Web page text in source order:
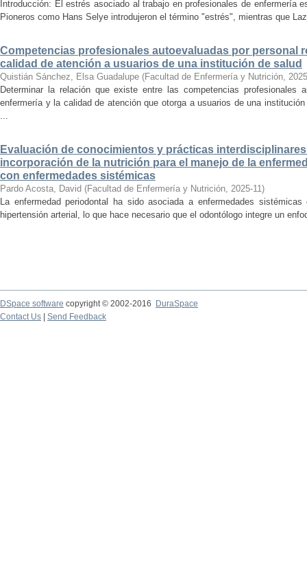
Introducción: El estrés asociado al trabajo en profesionales de enfermería
Pioneros como Hans Selye introdujeron el término "estrés", mientras que
Competencias profesionales autoevaluadas por personal
calidad de atención a usuarios de una institución de salud
Quistián Sánchez, Elsa Guadalupe (Facultad de Enfermería y Nutrición,
Determinar la relación que existe entre las competencias profesionales
enfermería y la calidad de atención que otorga a usuarios de una
...
Evaluación de conocimientos y prácticas
incorporación de la nutrición para el manejo de la
con enfermedades sistémicas
Pardo Acosta, David (Facultad de Enfermería y Nutrición, 2025-11)
La enfermedad periodontal ha sido asociada a enfermedades
hipertensión arterial, lo que hace necesario que el odontólogo integre un
DSpace software copyright © 2002-2016
DuraSpace
Contact Us
Send Feedback